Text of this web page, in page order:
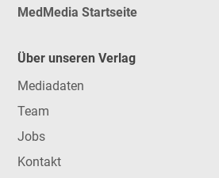
MedMedia Startseite
Über unseren Verlag
Mediadaten
Team
Jobs
Kontakt